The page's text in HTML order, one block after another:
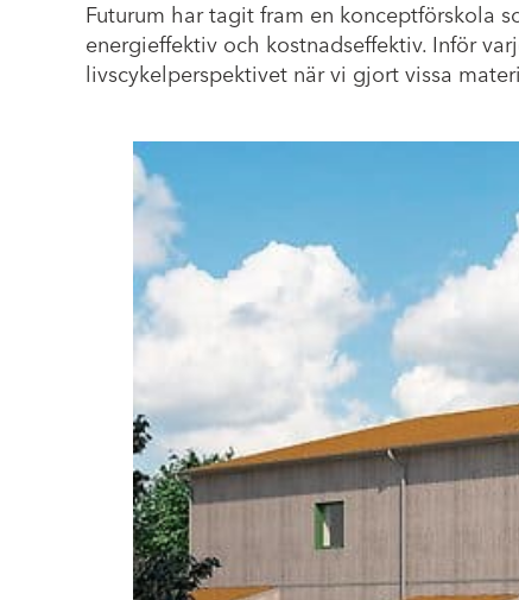
Futurum har tagit fram en konceptförskola
energieffektiv och kostnadseffektiv. Inför
livscykelperspektivet när vi gjort vissa